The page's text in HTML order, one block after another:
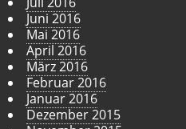
Juni 2016
Mai 2016
April 2016
März 2016
Februar 2016
Januar 2016
Dezember 2015